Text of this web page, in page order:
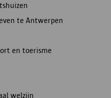
te Antwerpen
en toerisme
welzijn